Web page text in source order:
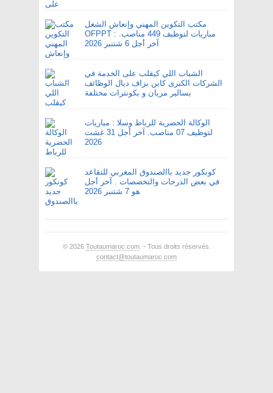
مكتب التكوين المهني وإنعاش الشغل
OFPPT : مباريات لتوظيف 449 مناصب.
آخر أجل 6 شتنبر 2026
الشباب اللي كيقلب على الخدمة في
الشركات الكبرى كاين بزاف ديال الوظائف
بسالير مزيان و بكونترات مختلفة
الوكالة الحضرية للرباط وسلا : مباريات
لتوظيف 07 مناصب. آخر أجل 31 غشت
2026
كونكور جديد باالصندوق المغربي للتقاعد
في بعض الدرجات والتخصصات . آخر أجل
هو 7 شتنبر 2026
© 2026 Toutaumaroc.com. - Tous droits réservés.
contact@toutaumaroc.com